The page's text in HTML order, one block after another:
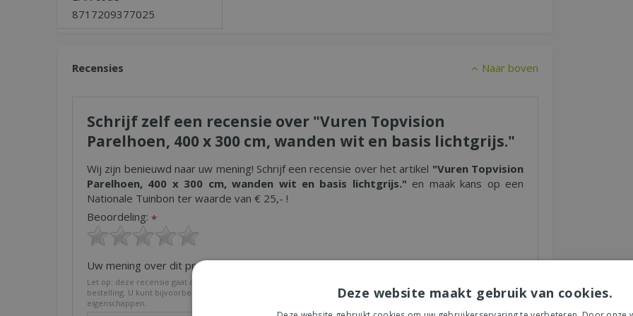
8717209377025
Recensies Naar boven
Schrijf zelf een recensie over "Vuren Topvision
Parelhoen, 400 x 300 cm, wanden wit en basis lichtgrijs."
Wij zijn benieuwd naar uw mening! Schrijf een recensie over het artikel "Vuren Topvision
Parelhoen, 400 x 300 cm, wanden wit en basis lichtgrijs." en maak kans op een
Nationale Tuinbon ter waarde van € 25,- !
Beoordeling: *
Uw mening over dit product:
Let op: deze recensie gaat over het product en niet over ons tuincentrum, de service of levering van uw
bestelling. U kunt bijvoorbeeld in gaan op de kwaliteit van het product, de look & feel en belangrijke
eigenschappen.
Deze website maakt gebruik van cookies.